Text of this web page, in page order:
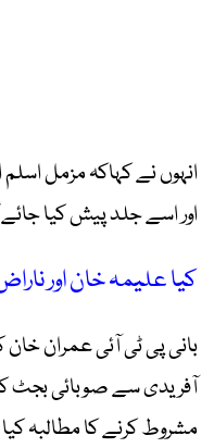
انہوں نے کہاکہ مزمل اسلم
اور اسے جلد پیش کیا
کیا علیمہ خان اور
بانی پی ٹی آئی عمران
آفریدی سے صوبائی بجٹ
مشروط کرنے کا مطالبہ